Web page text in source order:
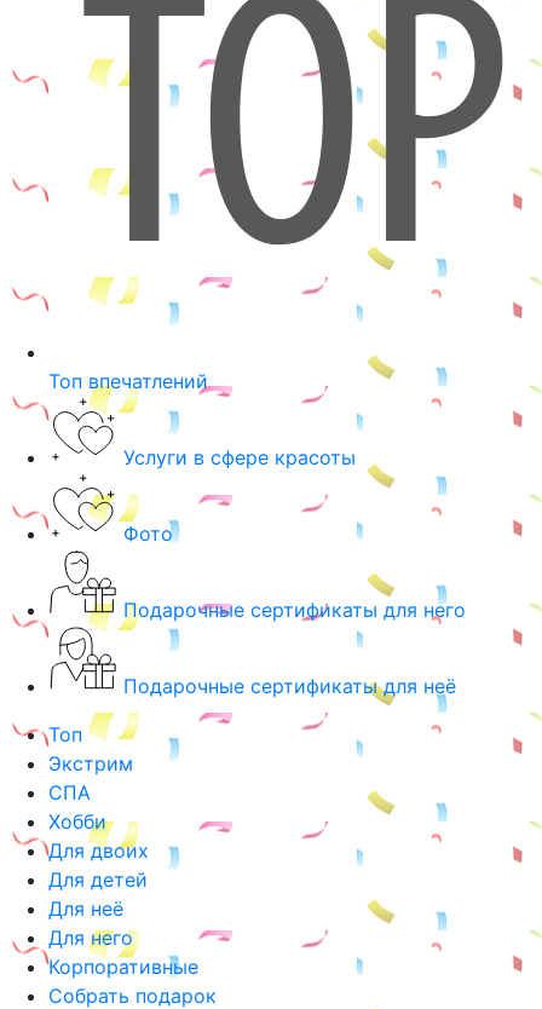
Топ впечатлений
Услуги в сфере красоты
Фото
Подарочные сертификаты для него
Подарочные сертификаты для неё
Топ
Экстрим
СПА
Хобби
Для двоих
Для детей
Для неё
Для него
Корпоративные
Собрать подарок